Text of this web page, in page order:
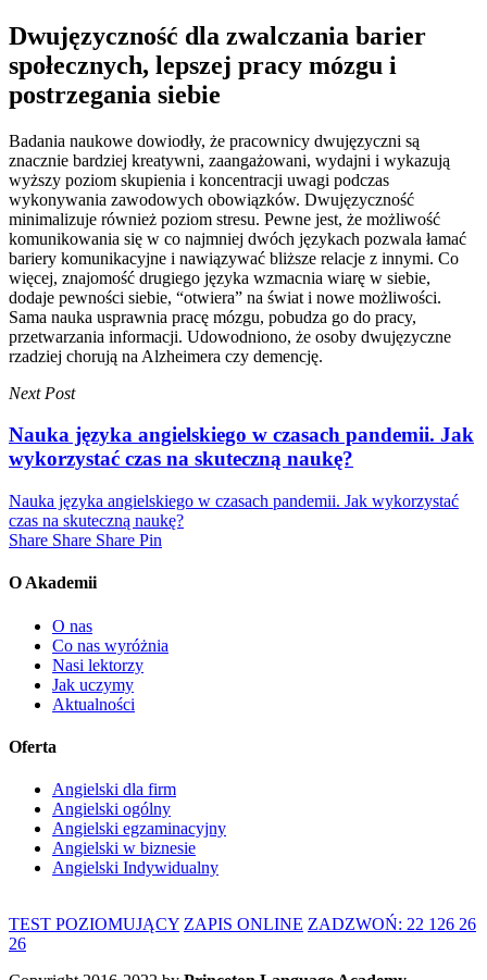
Dwujęzyczność dla zwalczania barier
społecznych, lepszej pracy mózgu i
postrzegania siebie
Badania naukowe dowiodły, że pracownicy dwujęzyczni są
znacznie bardziej kreatywni, zaangażowani, wydajni i wykazują
wyższy poziom skupienia i koncentracji uwagi podczas
wykonywania zawodowych obowiązków. Dwujęzyczność
minimalizuje również poziom stresu. Pewne jest, że możliwość
komunikowania się w co najmniej dwóch językach pozwala łamać
bariery komunikacyjne i nawiązywać bliższe relacje z innymi. Co
więcej, znajomość drugiego języka wzmacnia wiarę w siebie,
dodaje pewności siebie, “otwiera” na świat i nowe możliwości.
Sama nauka usprawnia pracę mózgu, pobudza go do pracy,
przetwarzania informacji. Udowodniono, że osoby dwujęzyczne
rzadziej chorują na Alzheimera czy demencję.
Next Post
Nauka języka angielskiego w czasach pandemii. Jak
wykorzystać czas na skuteczną naukę?
Nauka języka angielskiego w czasach pandemii. Jak wykorzystać
czas na skuteczną naukę?
Share
Share Share Share Pin
O Akademii
O nas
Co nas wyróżnia
Nasi lektorzy
Jak uczymy
Aktualności
Oferta
Angielski dla firm
Angielski ogólny
Angielski egzaminacyjny
Angielski w biznesie
Angielski Indywidualny
TEST POZIOMUJĄCY ZAPIS ONLINE ZADZWOŃ: 22 126 26
26